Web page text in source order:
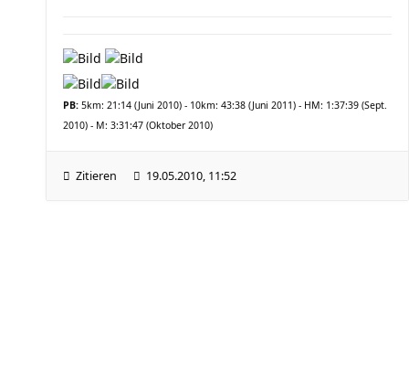
PB: 5km: 21:14 (Juni 2010) - 10km: 43:38 (Juni 2011) - HM: 1:37:39 (Sept.
2010) - M: 3:31:47 (Oktober 2010)
Zitieren 19.05.2010, 11:52